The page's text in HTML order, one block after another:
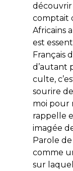
découvrir
comptait
Africains
est
Français
d’autant
culte,
sourire
moi pour
rappelle
imagée
Parole de
comme
sur